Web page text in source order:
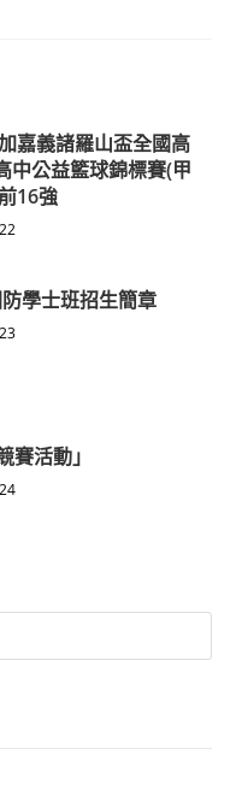
嘉義諸羅山盃全國高
中公益籃球錦標賽(甲
16強
學士班招生簡章
賽活動」